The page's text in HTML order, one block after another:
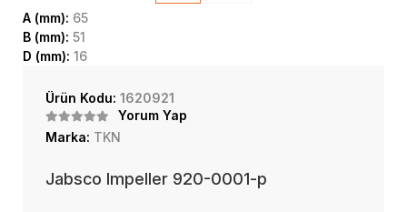
A (mm): 65
B (mm): 51
D (mm): 16
Ürün Kodu: 1620921
Yorum Yap
Marka: TKN
Jabsco Impeller 920-0001-p